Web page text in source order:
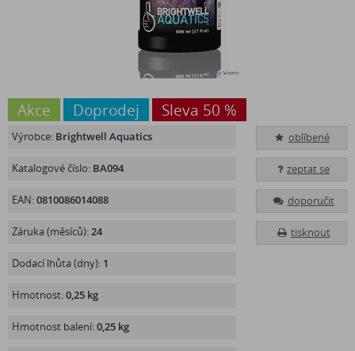
Akce Doprodej Sleva 50 %
oblíbené
zeptat se
doporučit
tisknout
Výrobce: Brightwell Aquatics
Katalogové číslo: BA094
EAN:0810086014088
Záruka (měsíců):24
Dodací lhůta (dny): 1
Hmotnost:0,25 kg
Hmotnost balení:0,25 kg